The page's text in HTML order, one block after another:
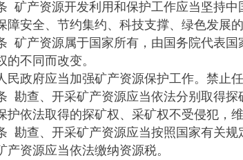
产资源开发利用和保护工作应当坚持中
障安全、节约集约、科技支撑、绿色发展的
产资源属于国家所有，由国务院代表国
的不同而改变。
府应当加强矿产资源保护工作。禁止任
查、开采矿产资源应当依法分别取得探
法取得的探矿权、采矿权不受侵犯，维
查、开采矿产资源应当按照国家有关规
资源应当依法缴纳资源税。